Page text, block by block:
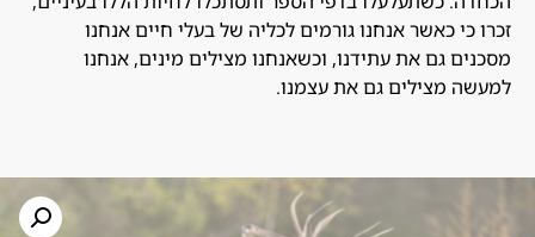
זכרו כי כאשר אנחנו גורמים לכליה של בעלי חיים אנחנו
מסכנים גם את עתידנו, וכשאנחנו מצילים מינים, אנחנו
למעשה מצילים גם את עצמנו.